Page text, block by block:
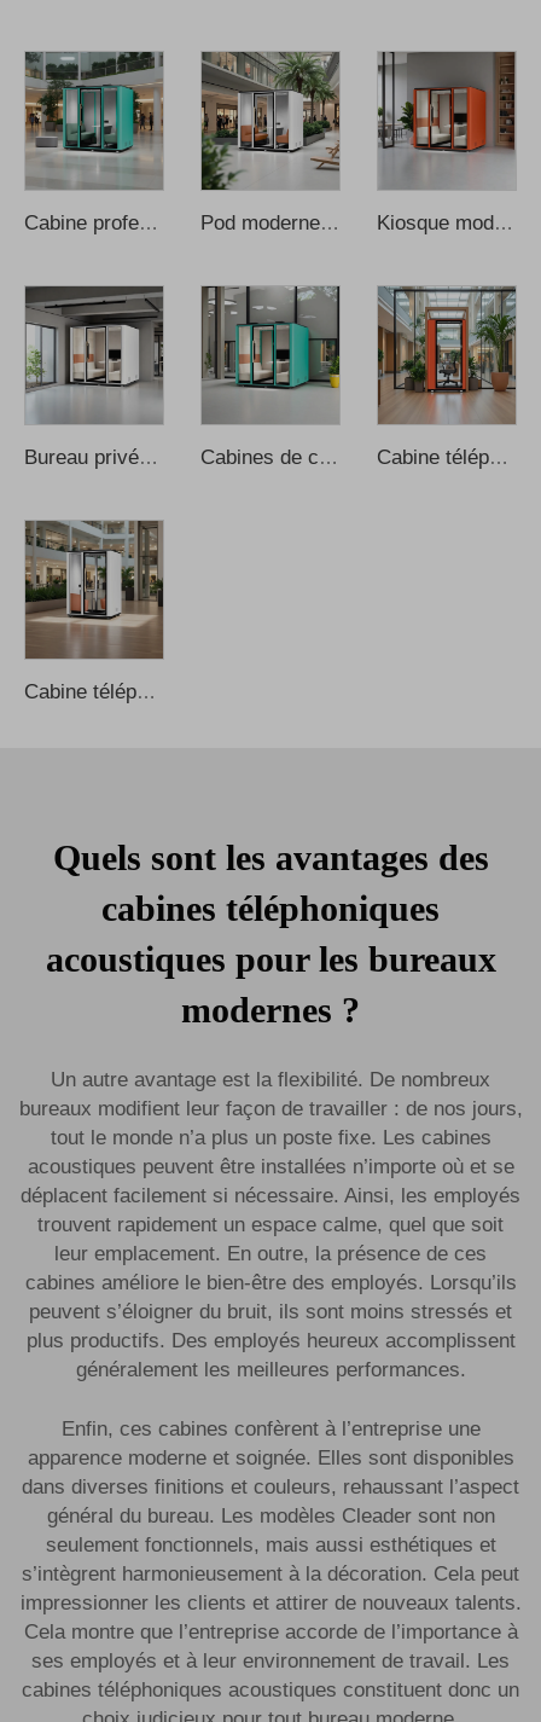
Cabine professionnelle durable pour réunion privée avec isolation acoustique Pod moderne pour réunion privée haut de gamme en alliage d'aluminium durable, oblong et pliable Kiosque moderne insonorisé avec cadre en aluminium et cabine de réunion mobile
Bureau privé moderne insonorisé pour domicile avec cadre en aluminium pour bureau Cabines de conférence modernes insonorisées, mobiles, avec cadre en aluminium Cabine téléphonique de bureau insonorisée pour appels vocaux et enregistrement acoustique
Cabine téléphonique insonorisée mobile multifonction en acier pour bureau
Quels sont les avantages des
cabines téléphoniques
acoustiques pour les bureaux
modernes ?
Un autre avantage est la flexibilité. De nombreux
bureaux modifient leur façon de travailler : de nos jours,
tout le monde n’a plus un poste fixe. Les cabines
acoustiques peuvent être installées n’importe où et se
déplacent facilement si nécessaire. Ainsi, les employés
trouvent rapidement un espace calme, quel que soit
leur emplacement. En outre, la présence de ces
cabines améliore le bien-être des employés. Lorsqu’ils
peuvent s’éloigner du bruit, ils sont moins stressés et
plus productifs. Des employés heureux accomplissent
généralement les meilleures performances.
Enfin, ces cabines confèrent à l’entreprise une
apparence moderne et soignée. Elles sont disponibles
dans diverses finitions et couleurs, rehaussant l’aspect
général du bureau. Les modèles Cleader sont non
seulement fonctionnels, mais aussi esthétiques et
s’intègrent harmonieusement à la décoration. Cela peut
impressionner les clients et attirer de nouveaux talents.
Cela montre que l’entreprise accorde de l’importance à
ses employés et à leur environnement de travail. Les
cabines téléphoniques acoustiques constituent donc un